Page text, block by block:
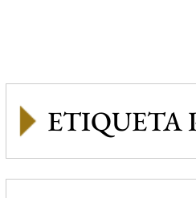
ETIQUETA